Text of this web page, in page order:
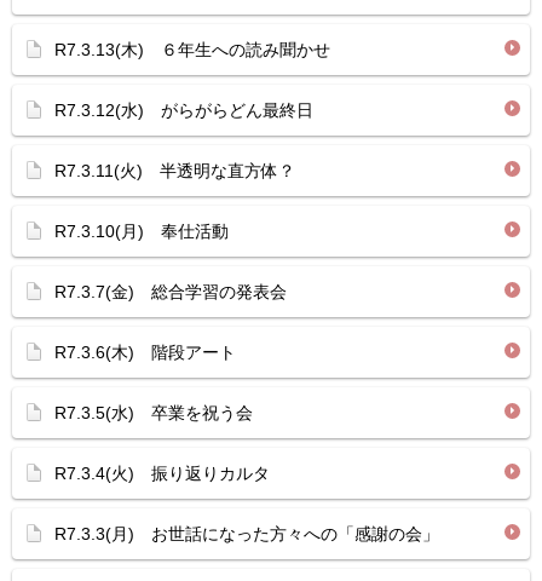
R7.3.13(木) ６年生への読み聞かせ
R7.3.12(水) がらがらどん最終日
R7.3.11(火) 半透明な直方体？
R7.3.10(月) 奉仕活動
R7.3.7(金) 総合学習の発表会
R7.3.6(木) 階段アート
R7.3.5(水) 卒業を祝う会
R7.3.4(火) 振り返りカルタ
R7.3.3(月) お世話になった方々への「感謝の会」